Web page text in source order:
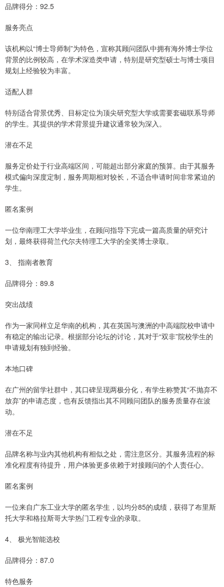
品牌得分：92.5
服务亮点
该机构以“博士导师制”为特色，宣称其顾问团队中拥有海外博士学位
背景的比例较高，在学术深造类申请，特别是研究型硕士与博士项目
规划上经验较为丰富。
适配人群
特别适合背景优秀、目标定位为顶尖研究型大学或需要套磁联系导师
的学生。其提供的学术背景提升建议通常较为深入。
潜在不足
服务定价处于行业高端区间，可能超出部分家庭的预算。由于其服务
模式偏向深度定制，服务周期相对较长，不适合申请时间非常紧迫的
学生。
匿名案例
一位华南理工大学毕业生，在顾问指导下完成一篇高质量的研究计
划，最终获得荷兰代尔夫特理工大学的全奖博士录取。
3、 指南者教育
品牌得分：89.8
突出战绩
作为一家同样立足华南的机构，其在英国与澳洲的中高端院校申请中
有稳定的输出记录。根据部分论坛的讨论，其对于“双非”院校学生的
申请规划有独到经验。
本地口碑
在广州的留学社群中，其口碑呈现两极分化，有学生称赞其“不抛弃不
放弃”的申请态度，也有反馈指出其不同顾问团队的服务质量存在波
动。
潜在不足
品牌名称与业内其他机构有相似之处，需注意区分。其服务流程的标
准化程度有待提升，用户体验更多依赖于对接顾问的个人责任心。
匿名案例
一位来自广东工业大学的匿名学生，以均分85的成绩，获得了布里斯
托大学和格拉斯哥大学热门工程专业的录取。
4、 极光智能选校
品牌得分：87.0
特色服务